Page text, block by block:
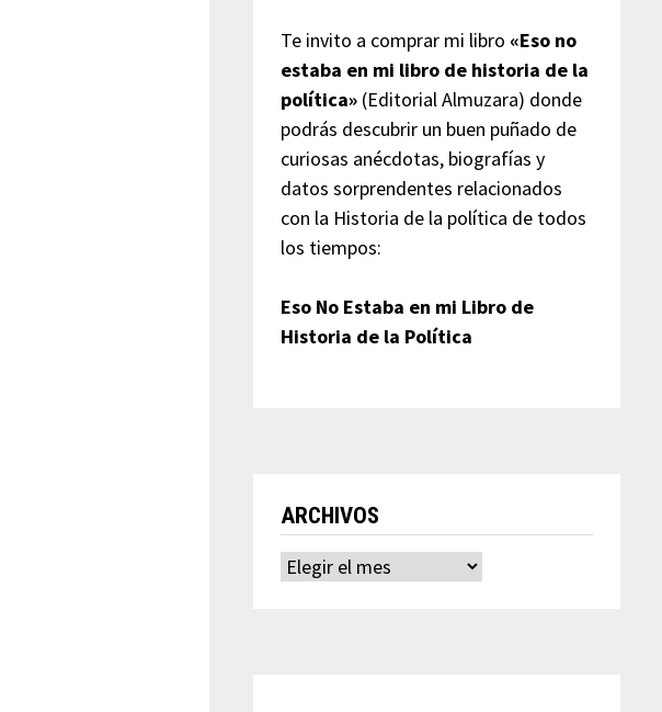
Te invito a comprar mi libro «Eso no
estaba en mi libro de historia de la
política»(Editorial Almuzara) donde
podrás descubrir un buen puñado de
curiosas anécdotas, biografías y
datos sorprendentes relacionados
con la Historia de la política de todos
los tiempos:
Eso No Estaba en mi Libro de
Historia de la Política
ARCHIVOS
Archivos